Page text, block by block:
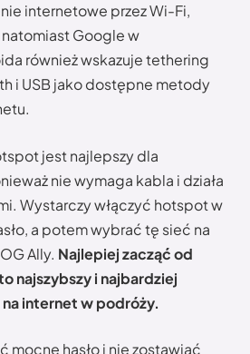
internetowe przez Wi-Fi,
Google w
również wskazuje tethering
i USB jako dostępne metody
jest najlepszy dla
nie wymaga kabla i działa
Wystarczy włączyć hotspot w
a potem wybrać tę sieć na
Ally. Najlepiej zacząć od
najszybszy i najbardziej
internet w podróży.
mocne hasło i nie zostawiać